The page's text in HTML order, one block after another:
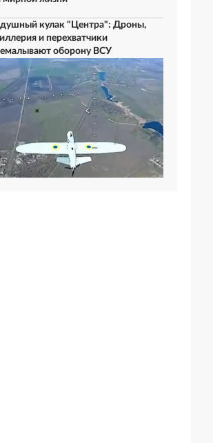
кулак "Центра": Дроны,
и перехватчики
оборону ВСУ